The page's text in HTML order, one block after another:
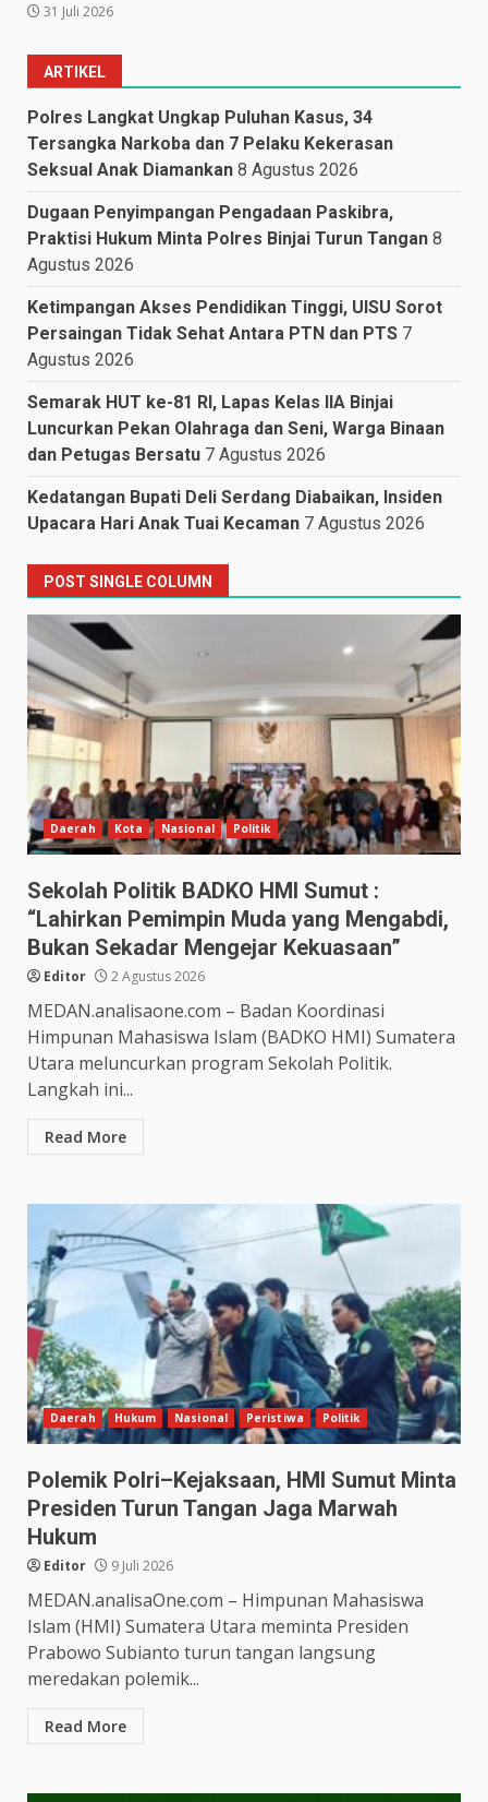
31 Juli 2026
ARTIKEL
Polres Langkat Ungkap Puluhan Kasus, 34
Tersangka Narkoba dan 7 Pelaku Kekerasan
Seksual Anak Diamankan 8 Agustus 2026
Dugaan Penyimpangan Pengadaan Paskibra,
Praktisi Hukum Minta Polres Binjai Turun Tangan 8
Agustus 2026
Ketimpangan Akses Pendidikan Tinggi, UISU Sorot
Persaingan Tidak Sehat Antara PTN dan PTS 7
Agustus 2026
Semarak HUT ke-81 RI, Lapas Kelas IIA Binjai
Luncurkan Pekan Olahraga dan Seni, Warga Binaan
dan Petugas Bersatu 7 Agustus 2026
Kedatangan Bupati Deli Serdang Diabaikan, Insiden
Upacara Hari Anak Tuai Kecaman 7 Agustus 2026
POST SINGLE COLUMN
Daerah Kota Nasional Politik
Sekolah Politik BADKO HMI Sumut :
“Lahirkan Pemimpin Muda yang Mengabdi,
Bukan Sekadar Mengejar Kekuasaan”
Editor 2 Agustus 2026
MEDAN.analisaone.com – Badan Koordinasi
Himpunan Mahasiswa Islam (BADKO HMI) Sumatera
Utara meluncurkan program Sekolah Politik.
Langkah ini...
Read More
Daerah Hukum Nasional Peristiwa Politik
Polemik Polri–Kejaksaan, HMI Sumut Minta
Presiden Turun Tangan Jaga Marwah
Hukum
Editor 9 Juli 2026
MEDAN.analisaOne.com – Himpunan Mahasiswa
Islam (HMI) Sumatera Utara meminta Presiden
Prabowo Subianto turun tangan langsung
meredakan polemik...
Read More